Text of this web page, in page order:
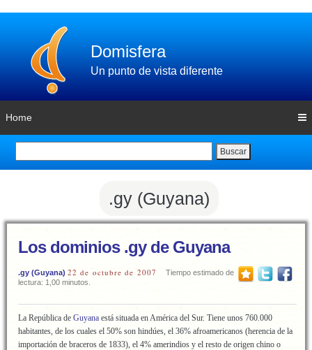
Domisfera
Un punto de vista diferente
Home
Buscar
.gy (Guyana)
Los dominios .gy de Guyana
.gy (Guyana) 22 de octubre de 2007
Tiempo estimado de
lectura: 1,00 minutos.
La República de Guyana está situada en América del Sur. Tiene unos 760.000
habitantes, de los cuales el 50% son hindúes, el 36% afroamericanos (herencia de la
importación de braceros de 1833), el 4% amerindios y el resto de origen chino o